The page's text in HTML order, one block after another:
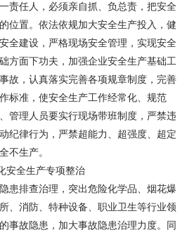
责任人，必须亲自抓、负总责，把安全
位置。依法依规加大安全生产投入，健
全建设，严格现场安全管理，实现安全
方面下功夫，加强企业安全生产基础工
故，认真落实完善各项规章制度，完善
标准，使安全生产工作经常化、规范
管理人员要实行现场带班制度，严禁违
纪律行为，严禁超能力、超强度、超定
不生产。
全生产专项整治
排查治理，突出危险化学品、烟花爆
、消防、特种设备、职业卫生等行业领
事故隐患，加大事故隐患治理力度。同